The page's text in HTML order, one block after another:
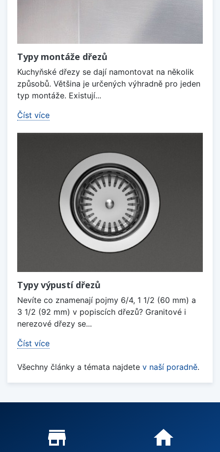
Typy montáže dřezů
Kuchyňské dřezy se dají namontovat na několik
způsobů. Většina je určených výhradně pro jeden
typ montáže. Existují...
Číst více
Typy výpustí dřezů
Nevíte co znamenají pojmy 6/4, 1 1/2 (60 mm) a
3 1/2 (92 mm) v popiscích dřezů? Granitové i
nerezové dřezy se...
Číst více
Všechny články a témata najdete v naší poradně.
Proč nakupovat u nás?
store_mall_directory home